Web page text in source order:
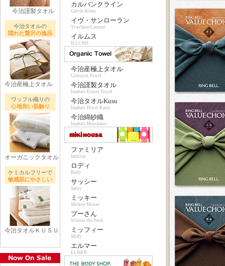
今治謹製タオル
今治タオルの
隠れた贅沢の逸品
今治産極上タオル
ワッフル織りの
心地良い肌触り
オーガニックタオル
ケミカルフリーで
敏感肌にやさしい
今治タオルＫＵＳＵ
カルバンクライン
Calvin Klein
イヴ・サンローラン
YvesSaintLaurent
イルムス
ILLUMS
今治産極上タオル
Gokujou Towel
今治謹製タオル
Imabari Kinsei Towel
今治タオルKusu
Imabari Towel Kusu
今治綿紗織
Imabari Menshaori
ファミリア
familiar
ロディ
Rody
サッシー
Sassy
ミッキー
Mickey Mouse
プーさん
Winnie the Pooh
ミッフィー
Miffy
エルマー
ELMER